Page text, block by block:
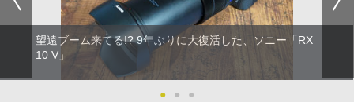
望遠ブーム来てる!? 9年ぶりに大復活した、ソニー「RX
10 V」
● ● ●